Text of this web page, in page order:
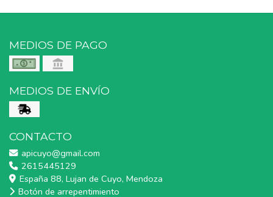
MEDIOS DE PAGO
MEDIOS DE ENVÍO
CONTACTO
apicuyo@gmail.com
2615445129
España 88, Lujan de Cuyo, Mendoza
Botón de arrepentimiento